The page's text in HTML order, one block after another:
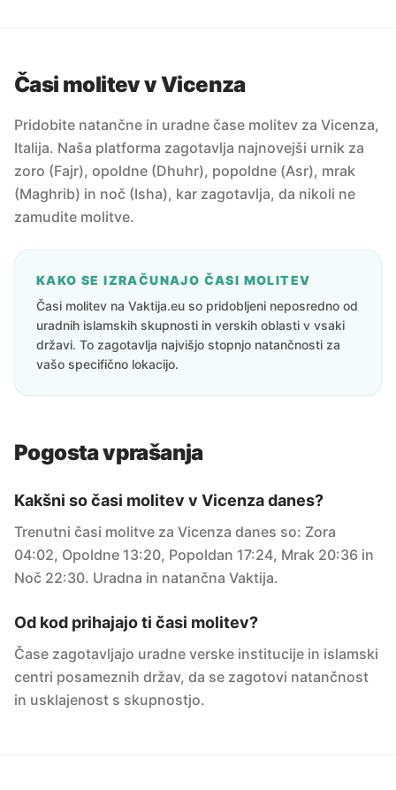
Časi molitev v Vicenza
Pridobite natančne in uradne čase molitev za Vicenza,
Italija. Naša platforma zagotavlja najnovejši urnik za
zoro (Fajr), opoldne (Dhuhr), popoldne (Asr), mrak
(Maghrib) in noč (Isha), kar zagotavlja, da nikoli ne
zamudite molitve.
KAKO SE IZRAČUNAJO ČASI MOLITEV
Časi molitev na Vaktija.eu so pridobljeni neposredno od
uradnih islamskih skupnosti in verskih oblasti v vsaki
državi. To zagotavlja najvišjo stopnjo natančnosti za
vašo specifično lokacijo.
Pogosta vprašanja
Kakšni so časi molitev v Vicenza danes?
Trenutni časi molitve za Vicenza danes so: Zora
04:02, Opoldne 13:20, Popoldan 17:24, Mrak 20:36 in
Noč 22:30. Uradna in natančna Vaktija.
Od kod prihajajo ti časi molitev?
Čase zagotavljajo uradne verske institucije in islamski
centri posameznih držav, da se zagotovi natančnost
in usklajenost s skupnostjo.